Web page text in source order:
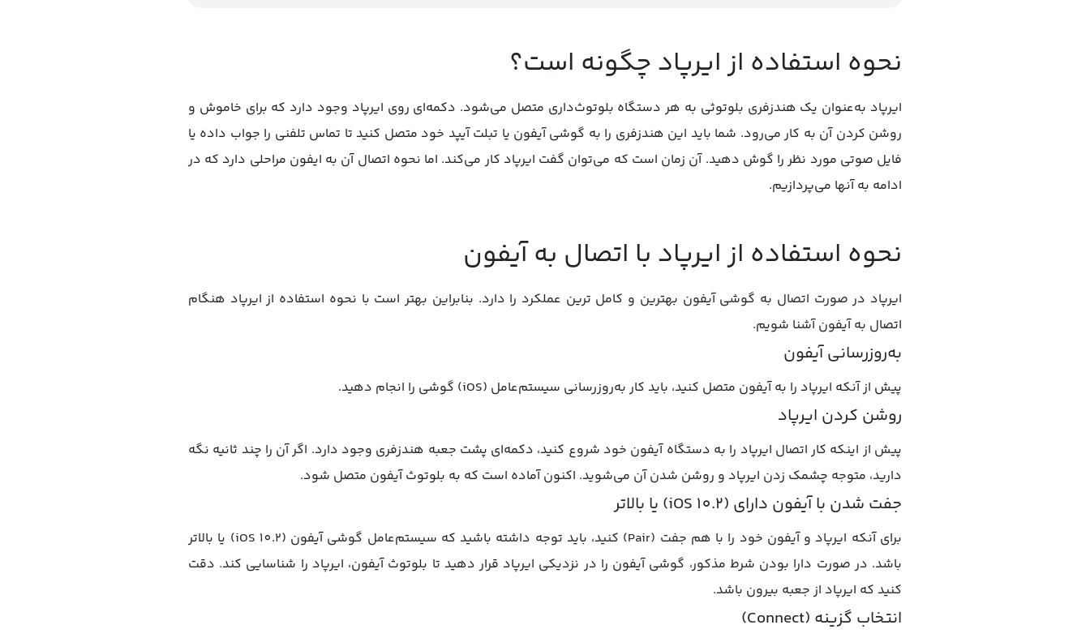
نحوه استفاده از ایرپاد چگونه است؟
ایرپاد به‌عنوان یک هندزفری بلوتوثی به هر دستگاه بلوتوث‌داری متصل می‌شود. دکمه‌ای روی ایرپاد وجود دارد که برای خاموش و
روشن کردن آن به کار می‌رود. شما باید این هندزفری را به گوشی آیفون یا تبلت آیپد خود متصل کنید تا تماس تلفنی را جواب داده یا
فایل صوتی مورد نظر را گوش دهید. آن زمان است که می‌توان گفت ایرپاد کار می‌کند. اما نحوه اتصال آن به ایفون مراحلی دارد که در
ادامه به آنها می‌پردازیم.
نحوه استفاده از ایرپاد با اتصال به آیفون
ایرپاد در صورت اتصال به گوشی آیفون بهترین و کامل ترین عملکرد را دارد. بنابراین بهتر است با نحوه استفاده از ایرپاد هنگام
اتصال به آیفون آشنا شویم.
به‌روزرسانی آیفون
پیش از آنکه ایرپاد را به آیفون متصل کنید، باید کار به‌روزرسانی سیستم‌عامل (iOS) گوشی را انجام دهید.
روشن کردن ایرپاد
پیش از اینکه کار اتصال ایرپاد را به دستگاه آیفون خود شروع کنید، دکمه‌ای پشت جعبه هندزفری وجود دارد. اگر آن را چند ثانیه نگه‌
دارید، متوجه چشمک زدن ایرپاد و روشن شدن آن می‌شوید. اکنون آماده است که به بلوتوث آیفون متصل شود.
جفت شدن با آیفون دارای (iOS 10.2) یا بالاتر
برای آنکه ایرپاد و آیفون خود را با هم جفت (Pair) کنید، باید توجه داشته باشید که سیستم‌عامل گوشی آیفون (iOS 10.2) یا بالاتر
باشد. در صورت دارا بودن شرط مذکور، گوشی آیفون را در نزدیکی ایرپاد قرار دهید تا بلوتوث آیفون، ایرپاد را شناسایی کند. دقت
کنید که ایرپاد از جعبه بیرون باشد.
انتخاب گزینه (Connect)